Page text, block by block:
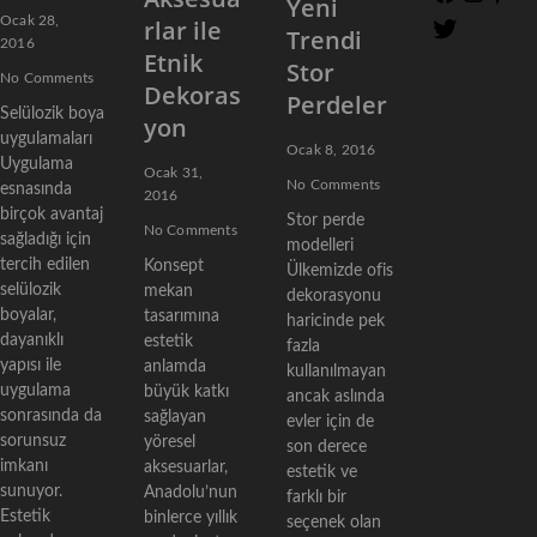
Ocak 28,
2016
No Comments
Selülozik boya
uygulamaları
Uygulama
esnasında
birçok avantaj
sağladığı için
tercih edilen
selülozik
boyalar,
dayanıklı
yapısı ile
uygulama
sonrasında da
sorunsuz
imkanı
sunuyor.
Estetik
rlar ile
Etnik
Dekoras
yon
Ocak 31,
2016
No Comments
Konsept
mekan
tasarımına
estetik
anlamda
büyük katkı
sağlayan
yöresel
aksesuarlar,
Anadolu’nun
binlerce yıllık
Yeni
Trendi
Stor
Perdeler
Ocak 8, 2016
No Comments
Stor perde
modelleri
Ülkemizde ofis
dekorasyonu
haricinde pek
fazla
kullanılmayan
ancak aslında
evler için de
son derece
estetik ve
farklı bir
seçenek olan